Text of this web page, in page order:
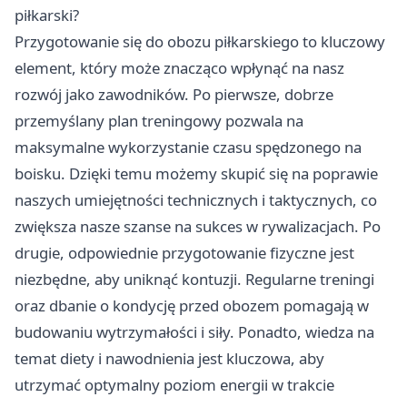
piłkarski?
Przygotowanie się do obozu piłkarskiego to kluczowy
element, który może znacząco wpłynąć na nasz
rozwój jako zawodników. Po pierwsze, dobrze
przemyślany plan treningowy pozwala na
maksymalne wykorzystanie czasu spędzonego na
boisku. Dzięki temu możemy skupić się na poprawie
naszych umiejętności technicznych i taktycznych, co
zwiększa nasze szanse na sukces w rywalizacjach. Po
drugie, odpowiednie przygotowanie fizyczne jest
niezbędne, aby uniknąć kontuzji. Regularne treningi
oraz dbanie o kondycję przed obozem pomagają w
budowaniu wytrzymałości i siły. Ponadto, wiedza na
temat diety i nawodnienia jest kluczowa, aby
utrzymać optymalny poziom energii w trakcie